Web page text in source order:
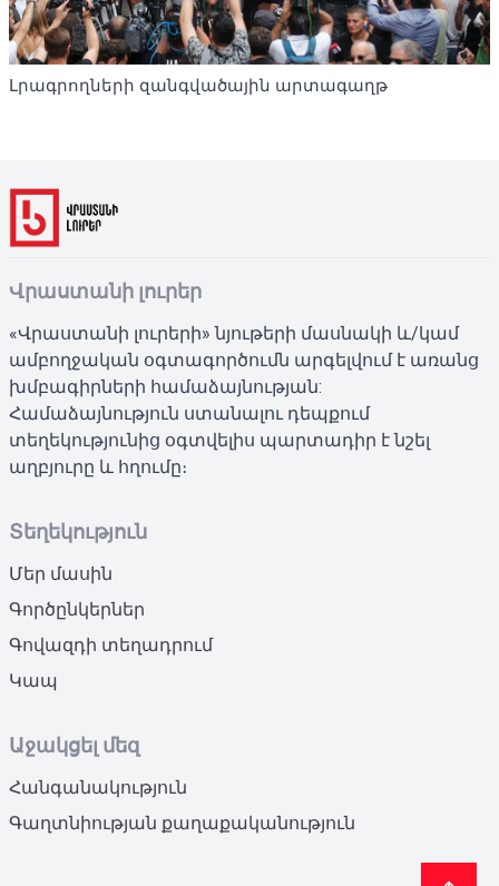
Լրագրողների զանգվածային արտագաղթ
Վրաստանի լուրեր
«Վրաստանի լուրերի» նյութերի մասնակի և/կամ
ամբողջական օգտագործումն արգելվում է առանց
խմբագիրների համաձայնության:
Համաձայնություն ստանալու դեպքում
տեղեկությունից օգտվելիս պարտադիր է նշել
աղբյուրը և հղումը։
Տեղեկություն
Մեր մասին
Գործընկերներ
Գովազդի տեղադրում
Կապ
Աջակցել մեզ
Հանգանակություն
Գաղտնիության քաղաքականություն